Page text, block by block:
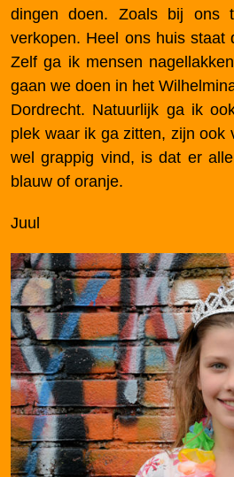
dingen doen. Zoals bij ons
verkopen. Heel ons huis
Zelf ga ik mensen
gaan we doen in het
Dordrecht. Natuurlijk ga ik
plek waar ik ga zitten, zijn ook
wel grappig vind, is dat er
blauw of oranje.
Juul